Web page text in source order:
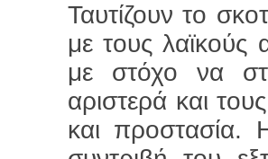
Ταυτίζουν το
με τους λαϊκούς
με στόχο να
αριστερά και
και